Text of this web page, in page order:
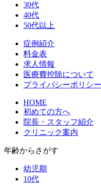
30代
40代
50代以上
症例紹介
料金表
求人情報
医療費控除について
プライバシーポリシー
HOME
初めての方へ
院長・スタッフ紹介
クリニック案内
年齢からさがす
幼児期
10代